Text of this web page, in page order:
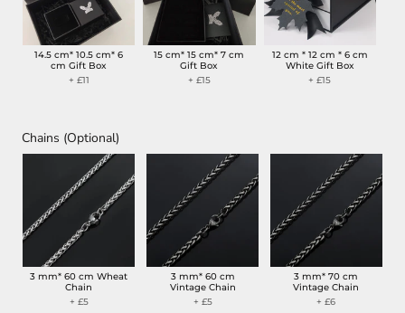
14.5 cm* 10.5 cm* 6
cm Gift Box
+ £11
15 cm* 15 cm* 7 cm
Gift Box
+ £15
12 cm * 12 cm * 6 cm
White Gift Box
+ £15
Chains (Optional)
3 mm* 60 cm Wheat
Chain
+ £5
3 mm* 60 cm
Vintage Chain
+ £5
3 mm* 70 cm
Vintage Chain
+ £6